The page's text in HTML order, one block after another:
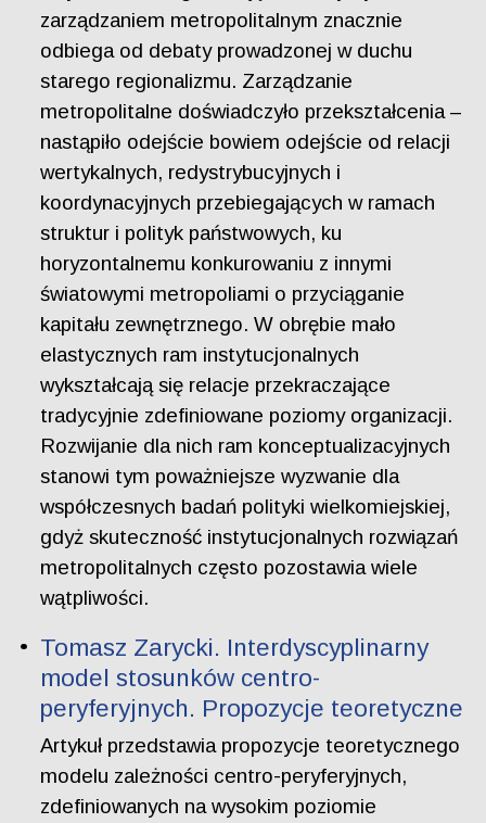
zarządzaniem metropolitalnym znacznie
odbiega od debaty prowadzonej w duchu
starego regionalizmu. Zarządzanie
metropolitalne doświadczyło przekształcenia –
nastąpiło odejście bowiem odejście od relacji
wertykalnych, redystrybucyjnych i
koordynacyjnych przebiegających w ramach
struktur i polityk państwowych, ku
horyzontalnemu konkurowaniu z innymi
światowymi metropoliami o przyciąganie
kapitału zewnętrznego. W obrębie mało
elastycznych ram instytucjonalnych
wykształcają się relacje przekraczające
tradycyjnie zdefiniowane poziomy organizacji.
Rozwijanie dla nich ram konceptualizacyjnych
stanowi tym poważniejsze wyzwanie dla
współczesnych badań polityki wielkomiejskiej,
gdyż skuteczność instytucjonalnych rozwiązań
metropolitalnych często pozostawia wiele
wątpliwości.
Tomasz Zarycki. Interdyscyplinarny
model stosunków centro-
peryferyjnych. Propozycje teoretyczne
Artykuł przedstawia propozycje teoretycznego
modelu zależności centro-peryferyjnych,
zdefiniowanych na wysokim poziomie